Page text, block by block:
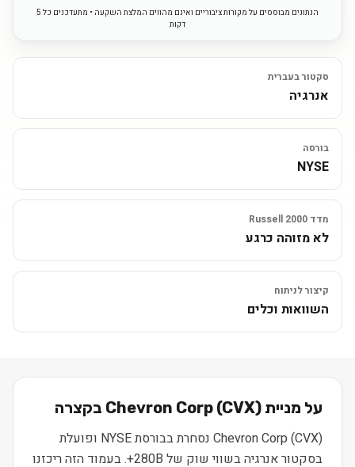
הנתונים מבוססים על מקורות ציבוריים ואינם מהווים המלצת השקעה • מתעדכנים כל 5
דקות
סקטור בעברית
אנרגיה
בורסה
NYSE
מדד Russell 2000
לא מזוהה כרגע
קיצור לניתוח
השוואות וכלים
על מניית Chevron Corp (CVX) בקצרה
Chevron Corp (CVX) נסחרת בבורסת NYSE ופועלת
בסקטור אנרגיה בשווי שוק של 280B+. בעמוד הזה ריכזנו